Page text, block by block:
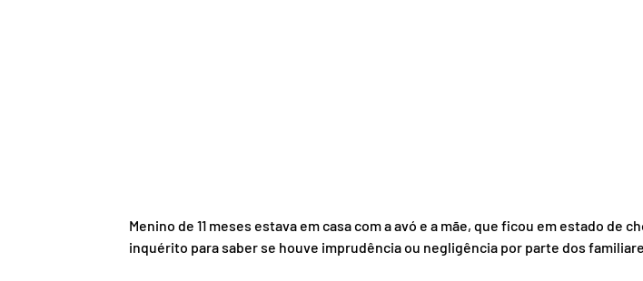
Menino de 11 meses estava em casa com a avó e a mãe, que ficou em estado de
inquérito para saber se houve imprudência ou negligência por parte dos